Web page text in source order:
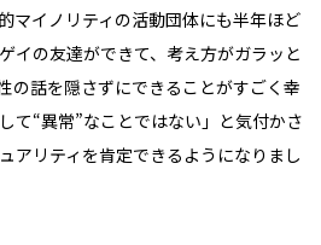
マイノリティの活動団体にも半年ほど
イの友達ができて、考え方がガラッと
の話を隠さずにできることがすごく幸
て“異常”なことではない」と気付かさ
アリティを肯定できるようになりまし